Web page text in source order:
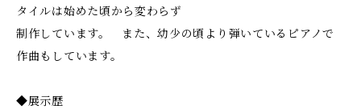
タイルは始めた頃から変わらず
制作しています。 また、幼少の頃より弾いているピアノで
作曲もしています。
◆展示歴